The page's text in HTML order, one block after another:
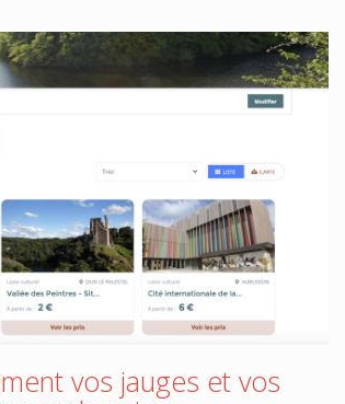
vos jauges et vos